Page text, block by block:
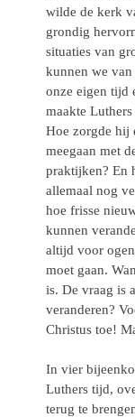
wilde de kerk
grondig
situaties van
kunnen we
onze eigen tijd
maakte
Hoe zorgde hij
meegaan met
praktijken? En
allemaal nog
hoe frisse
kunnen
altijd voor
moet gaan.
is. De vraag is
veranderen?
Christus toe!
In vier
Luthers tijd,
terug te